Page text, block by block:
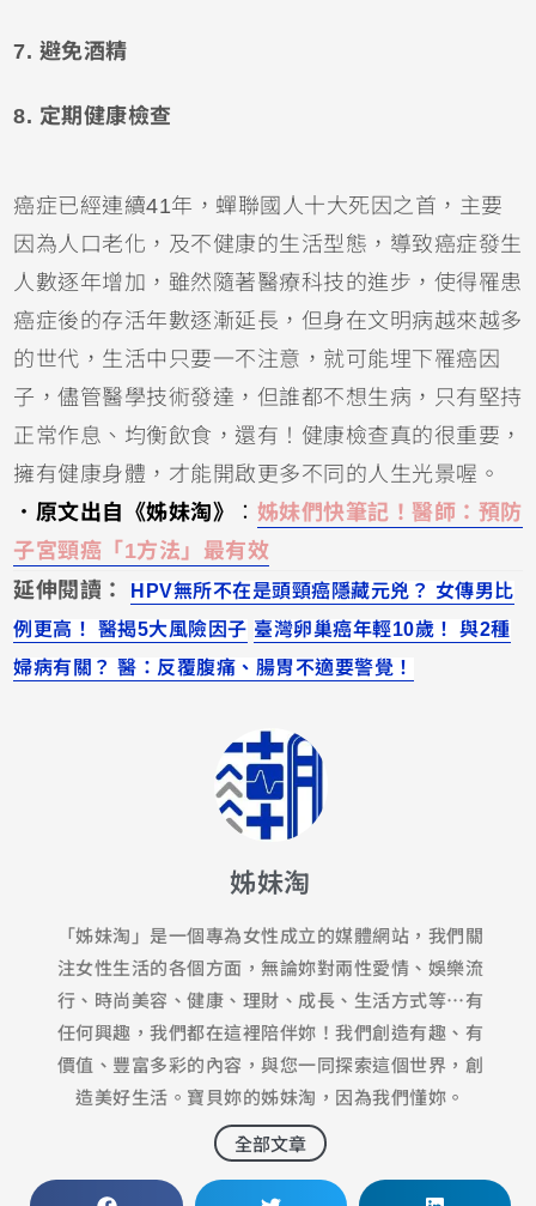
7. 避免酒精
8. 定期健康檢查
癌症已經連續41年，蟬聯國人十大死因之首，主要
因為人口老化，及不健康的生活型態，導致癌症發生
人數逐年增加，雖然隨著醫療科技的進步，使得罹患
癌症後的存活年數逐漸延長，但身在文明病越來越多
的世代，生活中只要一不注意，就可能埋下罹癌因
子，儘管醫學技術發達，但誰都不想生病，只有堅持
正常作息、均衡飲食，還有！健康檢查真的很重要，
擁有健康身體，才能開啟更多不同的人生光景喔。
．原文出自《姊妹淘》
： 姊妹們快筆記！醫師：預防
子宮頸癌「1方法」最有效
延伸閱讀：
HPV無所不在是頭頸癌隱藏元兇？ 女傳男比
例更高！ 醫揭5大風險因子 臺灣卵巢癌年輕10歲！ 與2種
婦病有關？ 醫：反覆腹痛、腸胃不適要警覺！
姊妹淘
「姊妹淘」是一個專為女性成立的媒體網站，我們關
注女性生活的各個方面，無論妳對兩性愛情、娛樂流
行、時尚美容、健康、理財、成長、生活方式等⋯有
任何興趣，我們都在這裡陪伴妳！我們創造有趣、有
價值、豐富多彩的內容，與您一同探索這個世界，創
造美好生活。寶貝妳的姊妹淘，因為我們懂妳。
全部文章